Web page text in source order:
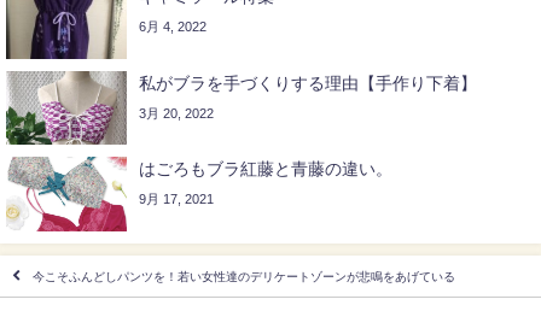
6月 4, 2022
私がブラを手づくりする理由【手作り下着】
3月 20, 2022
はごろもブラ紅藤と青藤の違い。
9月 17, 2021
今こそふんどしパンツを！若い女性達のデリケートゾーンが悲鳴をあげている